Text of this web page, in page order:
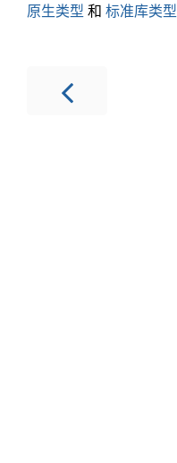
原生类型 和 标准库类型